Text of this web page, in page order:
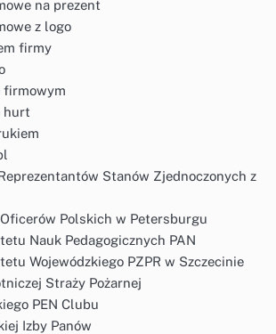
na prezent
z logo
firmy
firmowym
hurt
Stanów Zjednoczonych z
Oficerów Polskich w Petersburgu
Nauk Pedagogicznych PAN
Wojewódzkiego PZPR w Szczecinie
Straży Pożarnej
PEN Clubu
Izby Panów